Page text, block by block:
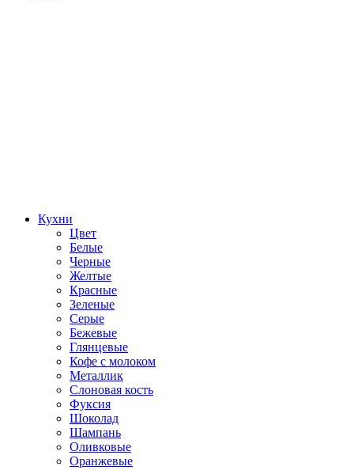
Кухни
Цвет
Белые
Черные
Желтые
Красные
Зеленые
Серые
Бежевые
Глянцевые
Кофе с молоком
Металлик
Слоновая кость
Фуксия
Шоколад
Шампань
Оливковые
Оранжевые